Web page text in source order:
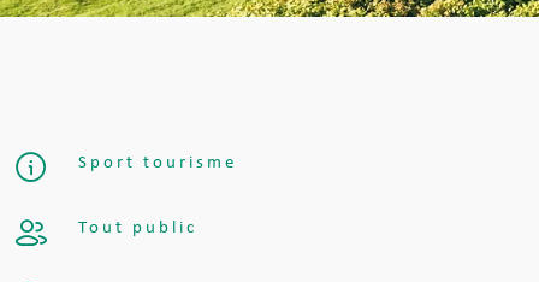
Sport tourisme
Tout public